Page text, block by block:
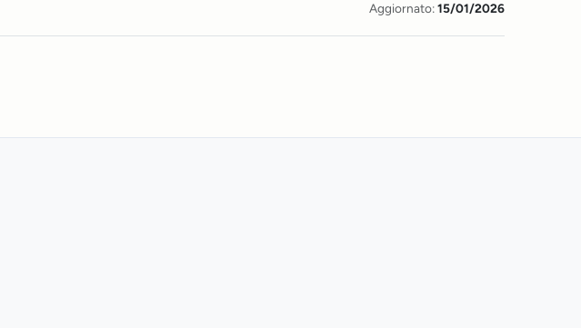
Aggiornato:15/01/2026